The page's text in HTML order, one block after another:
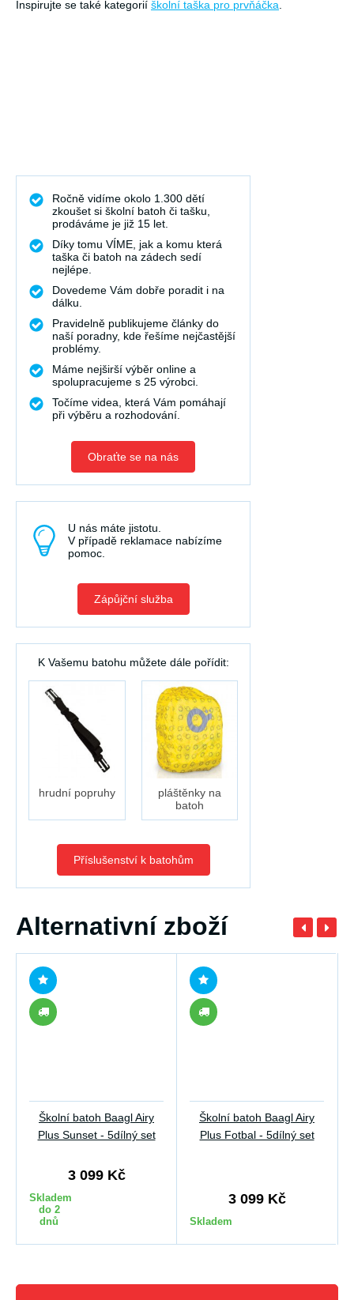
Inspirujte se také kategorií školní taška pro prvňáčka.
Ročně vidíme okolo 1.300 dětí
zkoušet si školní batoh či tašku,
prodáváme je již 15 let.
Díky tomu VÍME, jak a komu která
taška či batoh na zádech sedí
nejlépe.
Dovedeme Vám dobře poradit i na
dálku.
Pravidelně publikujeme články do
naší poradny, kde řešíme nejčastější
problémy.
Máme nejširší výběr online a
spolupracujeme s 25 výrobci.
Točíme videa, která Vám pomáhají
při výběru a rozhodování.
Obraťte se na nás
U nás máte jistotu.
V případě reklamace nabízíme
pomoc.
Zápůjční služba
K Vašemu batohu můžete dále pořídit:
hrudní popruhy
pláštěnky na
batoh
Příslušenství k batohům
Alternativní zboží
Školní batoh Baagl Airy
Plus Sunset - 5dílný set
3 099 Kč
Skladem
do 2
dnů
Školní batoh Baagl Airy
Plus Fotbal - 5dílný set
3 099 Kč
Skladem